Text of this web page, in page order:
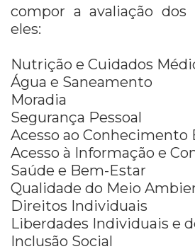
compor a avaliação dos
eles:
Nutrição e Cuidados
Água e Saneamento
Moradia
Segurança Pessoal
Acesso ao Conhecimento
Acesso à Informação e
Saúde e Bem-Estar
Qualidade do Meio
Direitos Individuais
Liberdades Individuais e
Inclusão Social